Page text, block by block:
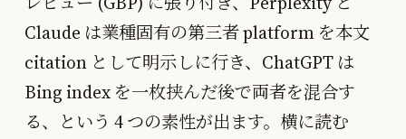
Claude は業種固有の第三者 platform を本文
citation として明示しに行き、ChatGPT は
Bing index を一枚挟んだ後で両者を混合す
る、という 4 つの素性が出ます。横に読む